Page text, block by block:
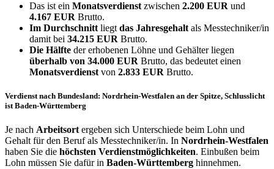
Das ist ein Monatsverdienst zwischen 2.200 EUR und
4.167 EUR Brutto.
Im Durchschnitt liegt das Jahresgehalt als Messtechniker/in
damit bei 34.215 EUR Brutto.
Die Hälfte der erhobenen Löhne und Gehälter liegen
überhalb von 34.000 EUR Brutto, das bedeutet einen
Monatsverdienst von 2.833 EUR Brutto.
Verdienst nach Bundesland: Nordrhein-Westfalen an der Spitze, Schlusslicht
ist Baden-Württemberg
Je nach Arbeitsort ergeben sich Unterschiede beim Lohn und
Gehalt für den Beruf als Messtechniker/in. In Nordrhein-Westfalen
haben Sie die höchsten Verdienstmöglichkeiten. Einbußen beim
Lohn müssen Sie dafür in Baden-Württemberg hinnehmen.